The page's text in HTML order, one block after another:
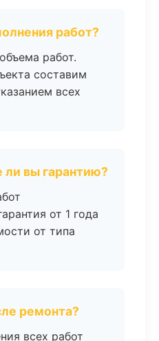
работ?
работ.
составим
всех
ли вы гарантию?
от 1 года
от типа
ремонта?
всех работ